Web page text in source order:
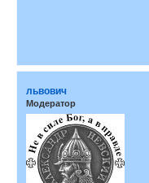
львович
Модератор